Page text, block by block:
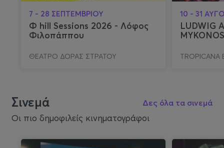
7 - 28 ΣΕΠΤΕΜΒΡΙΟΥ
Φ hill Sessions 2026 - Λόφος
Φιλοπάππου
ΘΕΑΤΡΟ ΔΟΡΑΣ ΣΤΡΑΤΟΥ
10 - 31
LUDWIG
MYKONOS
TROPICANA
Σινεμά Δες όλα τα σινεμά
Οι πιο δημοφιλείς κινηματογράφοι